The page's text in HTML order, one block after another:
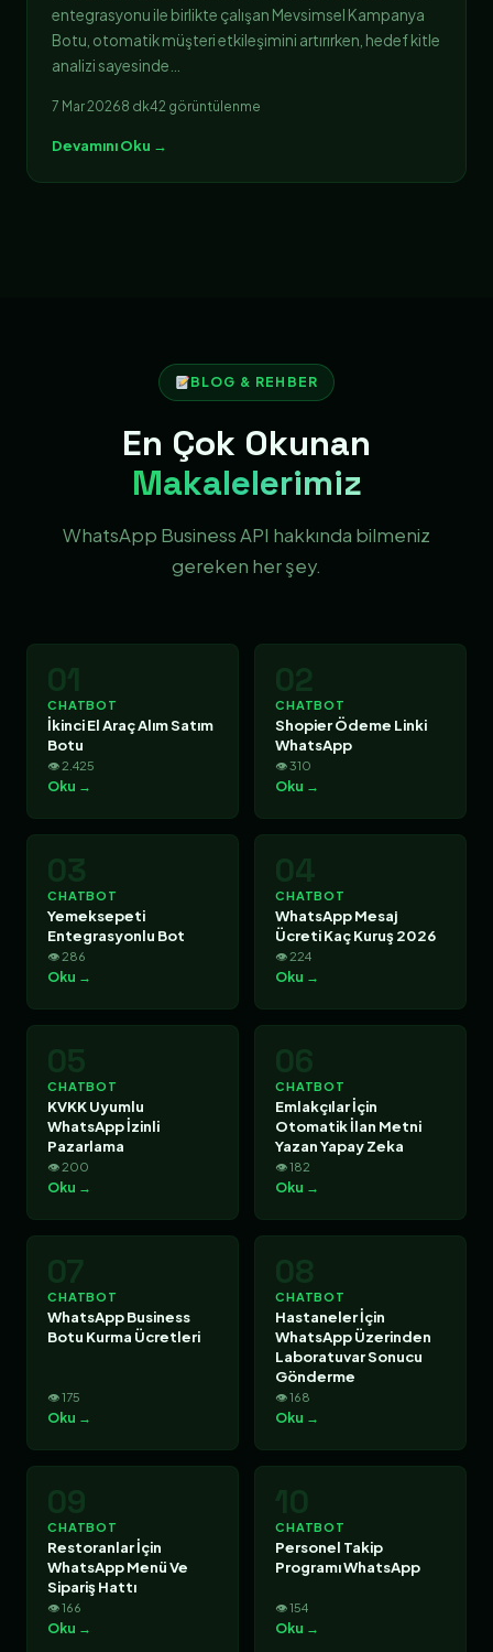
entegrasyonu ile birlikte çalışan Mevsimsel Kampanya
Botu, otomatik müşteri etkileşimini artırırken, hedef kitle
analizi sayesinde…
7 Mar 20268 dk42 görüntülenme
Devamını Oku →
BLOG & REHBER
En Çok Okunan
Makalelerimiz
WhatsApp Business API hakkında bilmeniz
gereken her şey.
01
CHATBOT
İkinci El Araç Alım Satım
Botu
👁 2.425
Oku →
02
CHATBOT
Shopier Ödeme Linki
WhatsApp
👁 310
Oku →
03
CHATBOT
Yemeksepeti
Entegrasyonlu Bot
👁 286
Oku →
04
CHATBOT
WhatsApp Mesaj
Ücreti Kaç Kuruş 2026
👁 224
Oku →
05
CHATBOT
KVKK Uyumlu
WhatsApp İzinli
Pazarlama
👁 200
Oku →
06
CHATBOT
Emlakçılar İçin
Otomatik İlan Metni
Yazan Yapay Zeka
👁 182
Oku →
07
CHATBOT
WhatsApp Business
Botu Kurma Ücretleri
👁 175
Oku →
08
CHATBOT
Hastaneler İçin
WhatsApp Üzerinden
Laboratuvar Sonucu
Gönderme
👁 168
Oku →
09
CHATBOT
Restoranlar İçin
WhatsApp Menü Ve
Sipariş Hattı
👁 166
Oku →
10
CHATBOT
Personel Takip
Programı WhatsApp
👁 154
Oku →